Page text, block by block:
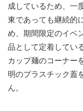
成しているため、一
東であっても継続的
め、期間限定のイベ
品として定着してい
カップ麺のコーナー
明のプラスチック蓋
ん。